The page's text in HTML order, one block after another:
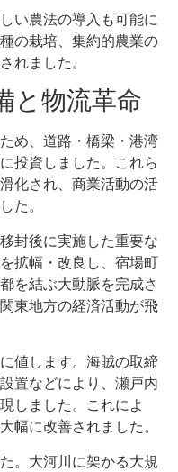
い農法の導入も可能に
の栽培、集約的農業の
れました。
と物流革命
め、道路・橋梁・港湾
投資しました。これら
化され、商業活動の活
た。
封後に実施した重要な
拡幅・改良し、宿場町
を結ぶ大動脈を完成さ
東地方の経済活動が飛
値します。海賊の取締
置などにより、瀬戸内
しました。これによ
幅に改善されました。
。大河川に架かる大規